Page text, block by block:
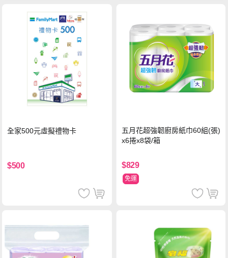
全家500元虛擬禮物卡
$500
五月花超強韌廚房紙巾60組(張)
x6捲x8袋/箱
$829
免運